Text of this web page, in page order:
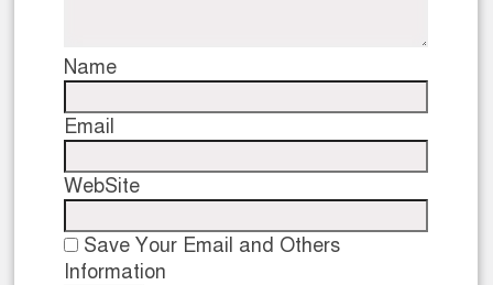
Name
Email
WebSite
Save Your Email and Others
Information